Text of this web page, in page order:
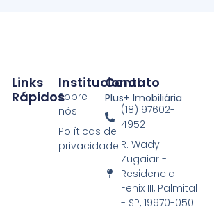
Institucional
Sobre
nós
Políticas de
privacidade
Links
Rápidos
Contato
Plus+ Imobiliária
(18) 97602-
4952
R. Wady
Zugaiar -
Residencial
Fenix III, Palmital
- SP, 19970-050